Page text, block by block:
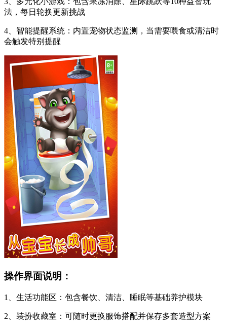
法，每日轮换更新挑战
4、智能提醒系统：内置宠物状态监测，当需要喂食或清洁时
会触发特别提醒
操作界面说明：
1、生活功能区：包含餐饮、清洁、睡眠等基础养护模块
2、装扮收藏室：可随时更换服饰搭配并保存多套造型方案